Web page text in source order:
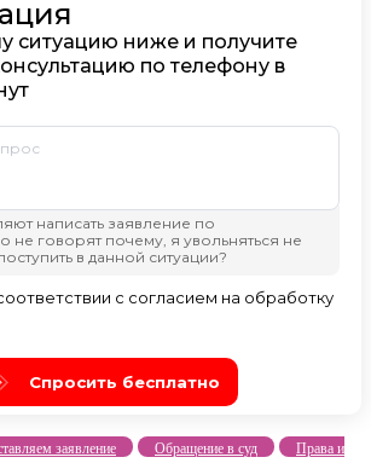
заявление Обращение в суд
Права и